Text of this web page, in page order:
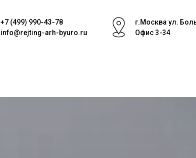
+7 (499) 990-43-78
info@rejting-arh-byuro.ru
г.Москва ул.
Офис 3-34